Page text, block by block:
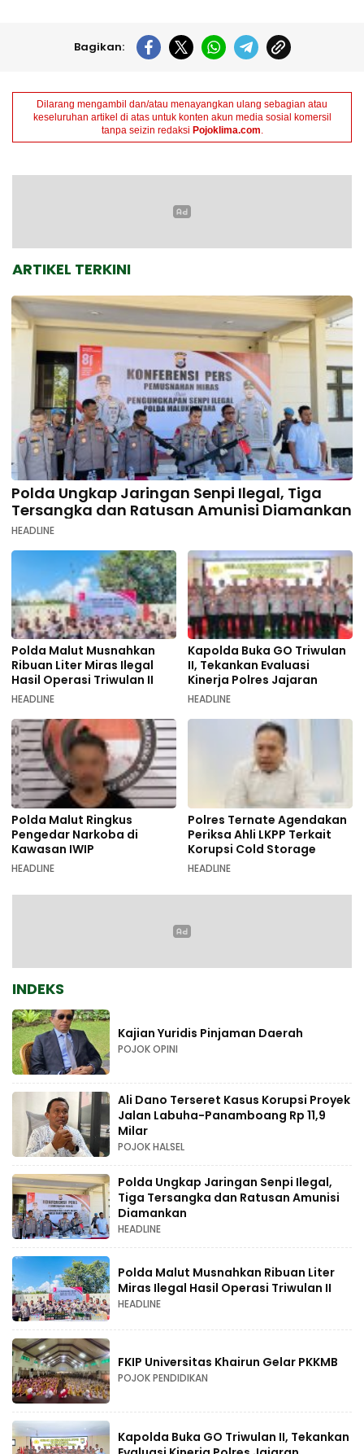
Bagikan:
Dilarang mengambil dan/atau menayangkan ulang sebagian atau
keseluruhan artikel di atas untuk konten akun media sosial komersil
tanpa seizin redaksi Pojoklima.com.
ARTIKEL TERKINI
Polda Ungkap Jaringan Senpi Ilegal, Tiga
Tersangka dan Ratusan Amunisi Diamankan
HEADLINE
Polda Malut Musnahkan
Ribuan Liter Miras Ilegal
Hasil Operasi Triwulan II
HEADLINE
Kapolda Buka GO Triwulan
II, Tekankan Evaluasi
Kinerja Polres Jajaran
HEADLINE
Polda Malut Ringkus
Pengedar Narkoba di
Kawasan IWIP
HEADLINE
Polres Ternate Agendakan
Periksa Ahli LKPP Terkait
Korupsi Cold Storage
HEADLINE
INDEKS
Kajian Yuridis Pinjaman Daerah
POJOK OPINI
Ali Dano Terseret Kasus Korupsi Proyek
Jalan Labuha-Panamboang Rp 11,9
Milar
POJOK HALSEL
Polda Ungkap Jaringan Senpi Ilegal,
Tiga Tersangka dan Ratusan Amunisi
Diamankan
HEADLINE
Polda Malut Musnahkan Ribuan Liter
Miras Ilegal Hasil Operasi Triwulan II
HEADLINE
FKIP Universitas Khairun Gelar PKKMB
POJOK PENDIDIKAN
Kapolda Buka GO Triwulan II, Tekankan